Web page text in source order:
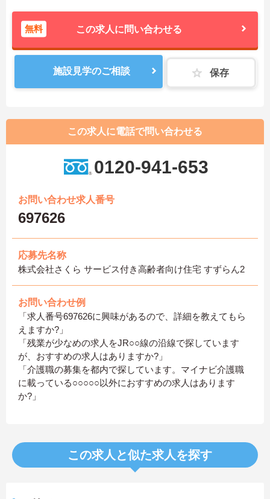
無料 この求人に問い合わせる
施設見学のご相談 保存
この求人に電話で問い合わせる
0120-941-653
お問い合わせ求人番号
697626
応募先名称
株式会社さくら サービス付き高齢者向け住宅 すずらん2
お問い合わせ例
「求人番号697626に興味があるので、詳細を教えてもら
えますか?」
「残業が少なめの求人をJR○○線の沿線で探しています
が、おすすめの求人はありますか?」
「介護職の募集を都内で探しています。マイナビ介護職
に載っている○○○○○以外におすすめの求人はあります
か?」
この求人と似た求人を探す